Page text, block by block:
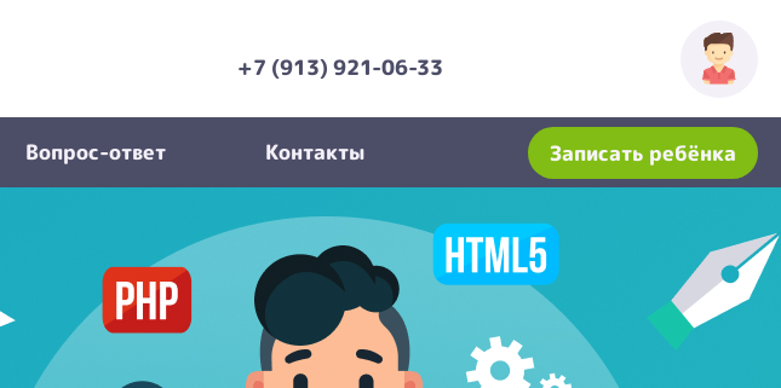
+7 (913) 921-06-33
Вопрос-ответ Контакты Записать ребёнка